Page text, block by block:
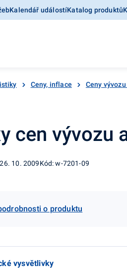
Kalendář událostíKatalog produktů
Ceny, inflace Ceny
cen vývozu
10. 2009Kód: w-7201-09
o produktu
vysvětlivky